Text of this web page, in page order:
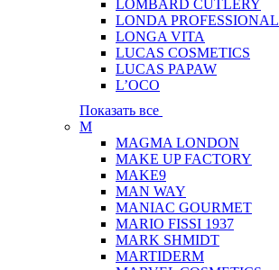
LOMBARD CUTLERY
LONDA PROFESSIONAL
LONGA VITA
LUCAS COSMETICS
LUCAS PAPAW
L’OCO
Показать все
M
MAGMA LONDON
MAKE UP FACTORY
MAKE9
MAN WAY
MANIAC GOURMET
MARIO FISSI 1937
MARK SHMIDT
MARTIDERM